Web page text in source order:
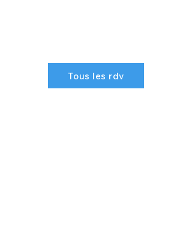
Tous les rdv